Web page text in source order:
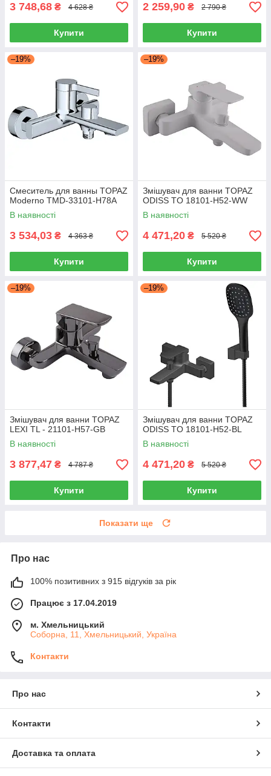
3 748,68 ₴ 4 628 ₴
Купити
2 259,90 ₴ 2 790 ₴
Купити
–19%
Смеситель для ванны TOPAZ
Moderno TMD-33101-H78A
В наявності
3 534,03 ₴ 4 363 ₴
Купити
–19%
Змішувач для ванни TOPAZ
ODISS TO 18101-H52-WW
В наявності
4 471,20 ₴ 5 520 ₴
Купити
–19%
Змішувач для ванни TOPAZ
LEXI TL - 21101-H57-GB
В наявності
3 877,47 ₴ 4 787 ₴
Купити
–19%
Змішувач для ванни TOPAZ
ODISS TO 18101-H52-BL
В наявності
4 471,20 ₴ 5 520 ₴
Купити
Показати ще
Про нас
100% позитивних з 915 відгуків за рік
Працює з 17.04.2019
м. Хмельницький
Соборна, 11, Хмельницький, Україна
Контакти
Про нас
Контакти
Доставка та оплата